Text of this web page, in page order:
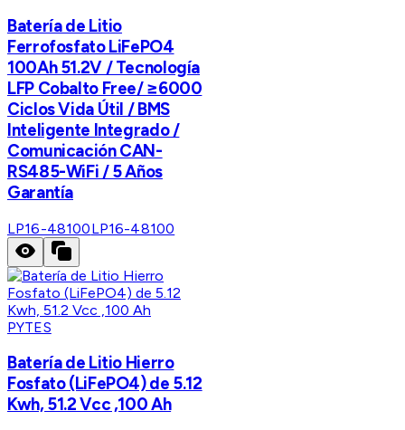
Batería de Litio
Ferrofosfato LiFePO4
100Ah 51.2V / Tecnología
LFP Cobalto Free/ ≥6000
Ciclos Vida Útil / BMS
Inteligente Integrado /
Comunicación CAN-
RS485-WiFi / 5 Años
Garantía
LP16-48100LP16-48100
PYTES
Batería de Litio Hierro
Fosfato (LiFePO4) de 5.12
Kwh, 51.2 Vcc ,100 Ah